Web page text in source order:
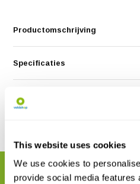
This website uses cookies
We use cookies to
provide social media features
Productomschrijving
Specificaties
Reviews
GERELATEERDE PRODUCTEN